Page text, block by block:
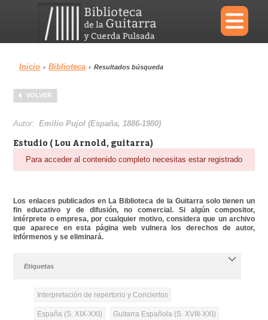
×
Menu
Biblioteca
Inicio › Biblioteca › Resultados búsqueda
VOLVER
Autor:Emilio Pujol (España, 1886-1980)
Estudio ( Lou Arnold, guitarra)
Para acceder al contenido completo necesitas estar registrado
Los enlaces publicados en La Biblioteca de la Guitarra solo tienen un
fin educativo y de difusión, no comercial. Si algún compositor,
intérprete o empresa, por cualquier motivo, considera que un archivo
que aparece en esta página web vulnera los derechos de autor,
infórmenos y se eliminará.
Etiquetas
Interpretación de repertorio y Conciertos
España (S. XIX-XXI) Guitarra Española (S. XVIII-XXI)